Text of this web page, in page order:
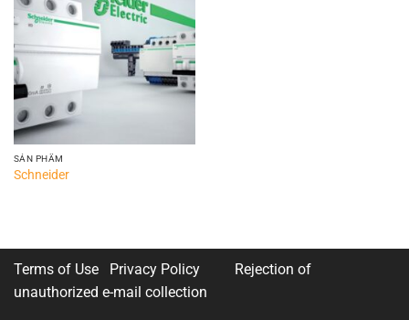
Add to
wishlist
SẢN PHẨM
Schneider
Terms of Use Privacy Policy
Rejection of
unauthorized e-mail collection